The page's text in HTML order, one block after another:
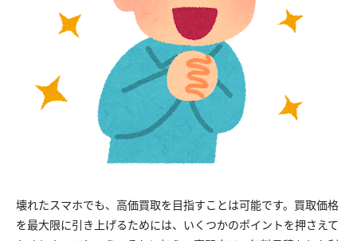
壊れたスマホでも、高価買取を目指すことは可能です。買取価格
を最大限に引き上げるためには、いくつかのポイントを押さえて